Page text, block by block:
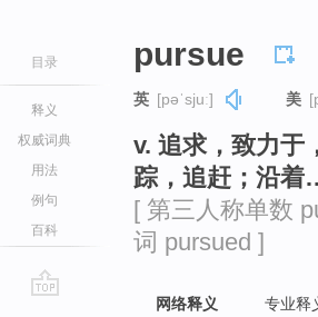
目录
释义
权威词典
用法
例句
百科
pursue
英 [pəˈsjuː] 美
v. 追求，致力于
踪，追赶；沿
[ 第三人称单数
词 pursued ]
网络释义 专业释